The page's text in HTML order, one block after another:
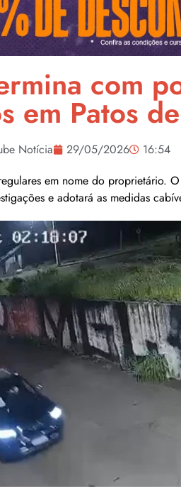
com
em Patos
Notícia 29/05/2026
16:54
em nome do proprietário.
e adotará as medidas